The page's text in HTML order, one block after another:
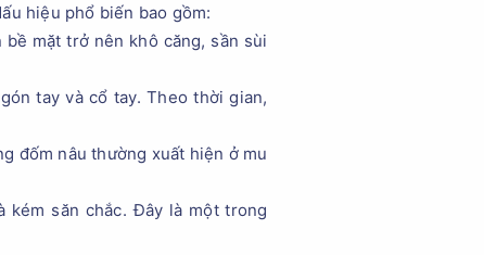
hiệu phổ biến bao gồm:
mặt trở nên khô căng, sần sùi
tay và cổ tay. Theo thời gian,
đốm nâu thường xuất hiện ở mu
kém săn chắc. Đây là một trong